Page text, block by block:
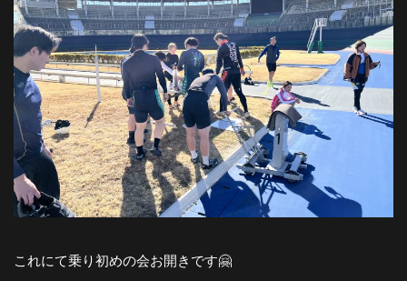
これにて乗り初めの会お開きです🤗